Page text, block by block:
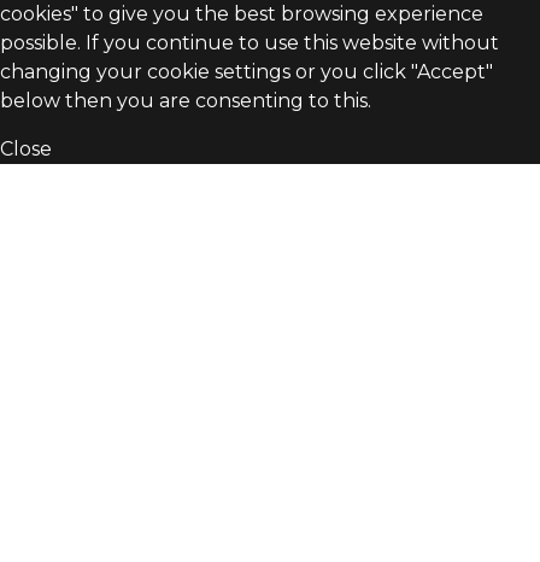
cookies" to give you the best browsing experience
possible. If you continue to use this website without
changing your cookie settings or you click "Accept"
below then you are consenting to this.
Close